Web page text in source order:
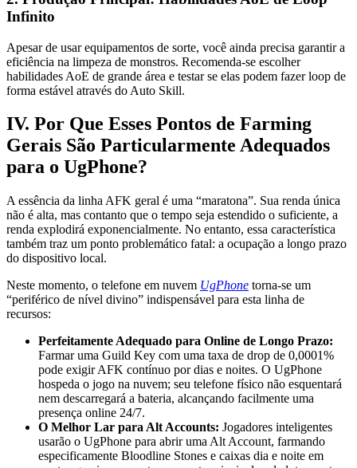
Infinito
Apesar de usar equipamentos de sorte, você ainda precisa garantir a
eficiência na limpeza de monstros. Recomenda-se escolher
habilidades AoE de grande área e testar se elas podem fazer loop de
forma estável através do Auto Skill.
IV. Por Que Esses Pontos de Farming
Gerais São Particularmente Adequados
para o UgPhone?
A essência da linha AFK geral é uma “maratona”. Sua renda única
não é alta, mas contanto que o tempo seja estendido o suficiente, a
renda explodirá exponencialmente. No entanto, essa característica
também traz um ponto problemático fatal: a ocupação a longo prazo
do dispositivo local.
Neste momento, o telefone em nuvem UgPhone torna-se um
“periférico de nível divino” indispensável para esta linha de
recursos:
Perfeitamente Adequado para Online de Longo Prazo:
Farmar uma Guild Key com uma taxa de drop de 0,0001%
pode exigir AFK contínuo por dias e noites. O UgPhone
hospeda o jogo na nuvem; seu telefone físico não esquentará
nem descarregará a bateria, alcançando facilmente uma
presença online 24/7.
O Melhor Lar para Alt Accounts: Jogadores inteligentes
usarão o UgPhone para abrir uma Alt Account, farmando
especificamente Bloodline Stones e caixas dia e noite em